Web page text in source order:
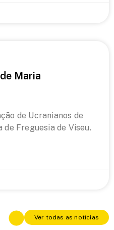
Maria
de Ucranianos de
de Freguesia de Viseu.
Ver todas as notícias